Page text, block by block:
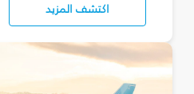
اكتشف المزيد